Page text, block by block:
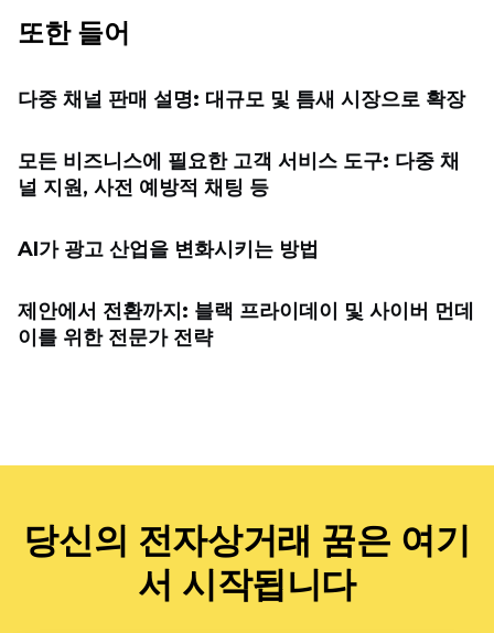
또한 들어
다중 채널 판매 설명: 대규모 및 틈새 시장으로 확장
모든 비즈니스에 필요한 고객 서비스 도구: 다중 채
널 지원, 사전 예방적 채팅 등
AI가 광고 산업을 변화시키는 방법
제안에서 전환까지: 블랙 프라이데이 및 사이버 먼데
이를 위한 전문가 전략
당신의 전자상거래 꿈은 여기
서 시작됩니다